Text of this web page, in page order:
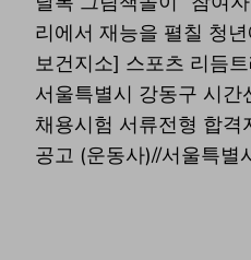
리에서 재능을 펼칠 청
보건지소] 스포츠 리듬
서울특별시 강동구 시간
채용시험 서류전형 합격
공고 (운동사)//서울특별